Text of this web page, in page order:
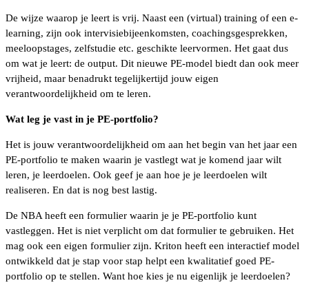
De wijze waarop je leert is vrij. Naast een (virtual) training of een e-
learning, zijn ook intervisiebijeenkomsten, coachingsgesprekken,
meeloopstages, zelfstudie etc. geschikte leervormen. Het gaat dus
om wat je leert: de output. Dit nieuwe PE-model biedt dan ook meer
vrijheid, maar benadrukt tegelijkertijd jouw eigen
verantwoordelijkheid om te leren.
Wat leg je vast in je PE-portfolio?
Het is jouw verantwoordelijkheid om aan het begin van het jaar een
PE-portfolio te maken waarin je vastlegt wat je komend jaar wilt
leren, je leerdoelen. Ook geef je aan hoe je je leerdoelen wilt
realiseren. En dat is nog best lastig.
De NBA heeft een formulier waarin je je PE-portfolio kunt
vastleggen. Het is niet verplicht om dat formulier te gebruiken. Het
mag ook een eigen formulier zijn. Kriton heeft een interactief model
ontwikkeld dat je stap voor stap helpt een kwalitatief goed PE-
portfolio op te stellen. Want hoe kies je nu eigenlijk je leerdoelen?